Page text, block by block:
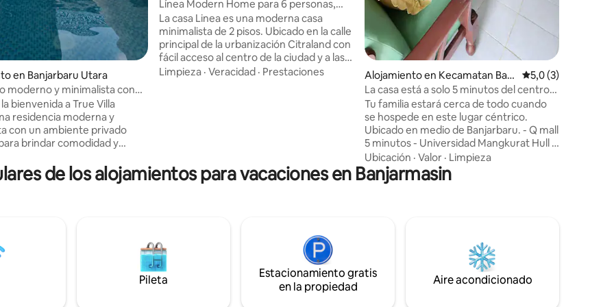
en Banjarbaru Utara
moderno y minimalista con
privado
bienvenida a True Villa
residencia moderna y
con un ambiente privado
brindar comodidad y
mide 3x3 m (9 m²), lo
perfecta para estancias
el dormitorio adicional,
al momento del check-
cargo adicional de IDR 400,000.
Línea Modern Home para 6 personas,
limpia y acogedora
La casa Linea es una moderna casa
minimalista de 2 pisos. Ubicado en la calle
principal de la urbanización Citraland con
fácil acceso al centro de la ciudad y a las
instalaciones públicas. La ubicación está
Limpieza · Veracidad · Prestaciones
Alojamiento en Kecamatan Banj
arbaru Selatan
Calificación
5,0 (3)
La casa está a solo 5 minutos del centro
comercial Q
Tu familia estará cerca de todo cuando
se hospede en este lugar céntrico.
Ubicado en medio de Banjarbaru. - Q mall
5 minutos - Universidad Mangkurat Hull 3
minutos - Poltekes a 2 minutos de la
plaza Banjarbaru Murjani a 8 minutos. - El
centro de recuerdos de Martapura es de
Ubicación · Valor · Limpieza
de los alojamientos para vacaciones en Banjarmasin
Pileta
Estacionamiento gratis
en la propiedad
Aire acondicionado